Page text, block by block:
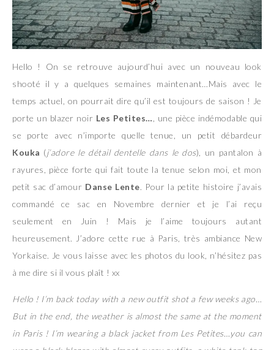
Hello ! On se retrouve aujourd’hui avec un nouveau look
shooté il y a quelques semaines maintenant…Mais avec le
temps actuel, on pourrait dire qu’il est toujours de saison ! Je
porte un blazer noir Les Petites… , une pièce indémodable qui
se porte avec n’importe quelle tenue, un petit débardeur
Kouka (j’adore le détail dentelle dans le dos), un pantalon à
rayures, pièce forte qui fait toute la tenue selon moi, et mon
petit sac d’amour Danse Lente. Pour la petite histoire j’avais
commandé ce sac en Novembre dernier et je l’ai reçu
seulement en Juin ! Mais je l’aime toujours autant
heureusement. J’adore cette rue à Paris, très ambiance New
Yorkaise. Je vous laisse avec les photos du look, n’hésitez pas
à me dire si il vous plaît ! xx
Hello ! I’m back today with a new outfit shot a few weeks ago…
But in the end, the weather is almost the same at the moment
in Paris ! I’m wearing a black jacket from Les Petites…you can